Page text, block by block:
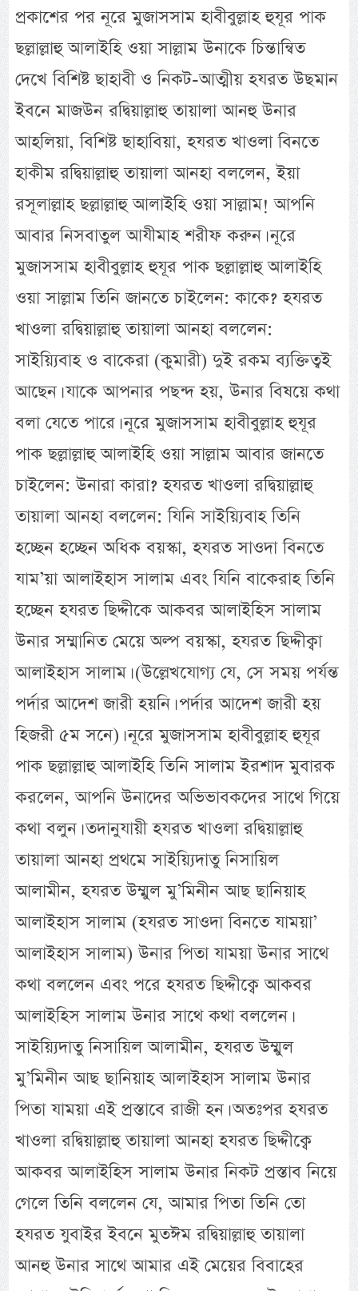
প্রকাশের পর নূরে মুজাসসাম হাবীবুল্লাহ হুযূর পাক
ছল্লাল্লাহু আলাইহি ওয়া সাল্লাম উনাকে চিন্তান্বিত
দেখে বিশিষ্ট ছাহাবী ও নিকট-আত্মীয় হযরত উছমান
ইবনে মাজউন রদ্বিয়াল্লাহু তায়ালা আনহু উনার
আহলিয়া, বিশিষ্ট ছাহাবিয়া, হযরত খাওলা বিনতে
হাকীম রদ্বিয়াল্লাহু তায়ালা আনহা বললেন, ইয়া
রসূলাল্লাহ ছল্লাল্লাহু আলাইহি ওয়া সাল্লাম! আপনি
আবার নিসবাতুল আযীমাহ শরীফ করুন। নূরে
মুজাসসাম হাবীবুল্লাহ হুযূর পাক ছল্লাল্লাহু আলাইহি
ওয়া সাল্লাম তিনি জানতে চাইলেন: কাকে? হযরত
খাওলা রদ্বিয়াল্লাহু তায়ালা আনহা বললেন:
সাইয়্যিবাহ ও বাকেরা (কুমারী) দুই রকম ব্যক্তিত্বই
আছেন। যাকে আপনার পছন্দ হয়, উনার বিষয়ে কথা
বলা যেতে পারে। নূরে মুজাসসাম হাবীবুল্লাহ হুযূর
পাক ছল্লাল্লাহু আলাইহি ওয়া সাল্লাম আবার জানতে
চাইলেন: উনারা কারা? হযরত খাওলা রদ্বিয়াল্লাহু
তায়ালা আনহা বললেন: যিনি সাইয়্যিবাহ তিনি
হচ্ছেন হচ্ছেন অধিক বয়স্কা, হযরত সাওদা বিনতে
যাম’য়া আলাইহাস সালাম এবং যিনি বাকেরাহ তিনি
হচ্ছেন হযরত ছিদ্দীকে আকবর আলাইহিস সালাম
উনার সম্মানিত মেয়ে অল্প বয়স্কা, হযরত ছিদ্দীক্বা
আলাইহাস সালাম। (উল্লেখযোগ্য যে, সে সময় পর্যন্ত
পর্দার আদেশ জারী হয়নি। পর্দার আদেশ জারী হয়
হিজরী ৫ম সনে)। নূরে মুজাসসাম হাবীবুল্লাহ হুযূর
পাক ছল্লাল্লাহু আলাইহি তিনি সালাম ইরশাদ মুবারক
করলেন, আপনি উনাদের অভিভাবকদের সাথে গিয়ে
কথা বলুন। তদানুযায়ী হযরত খাওলা রদ্বিয়াল্লাহু
তায়ালা আনহা প্রথমে সাইয়্যিদাতু নিসায়িল
আলামীন, হযরত উম্মুল মু’মিনীন আছ ছানিয়াহ
আলাইহাস সালাম (হযরত সাওদা বিনতে যাময়া’
আলাইহাস সালাম) উনার পিতা যাময়া উনার সাথে
কথা বললেন এবং পরে হযরত ছিদ্দীক্বে আকবর
আলাইহিস সালাম উনার সাথে কথা বললেন।
সাইয়্যিদাতু নিসায়িল আলামীন, হযরত উম্মুল
মু’মিনীন আছ ছানিয়াহ আলাইহাস সালাম উনার
পিতা যাময়া এই প্রস্তাবে রাজী হন। অতঃপর হযরত
খাওলা রদ্বিয়াল্লাহু তায়ালা আনহা হযরত ছিদ্দীক্বে
আকবর আলাইহিস সালাম উনার নিকট প্রস্তাব নিয়ে
গেলে তিনি বললেন যে, আমার পিতা তিনি তো
হযরত যুবাইর ইবনে মুতঈম রদ্বিয়াল্লাহু তায়ালা
আনহু উনার সাথে আমার এই মেয়ের বিবাহের